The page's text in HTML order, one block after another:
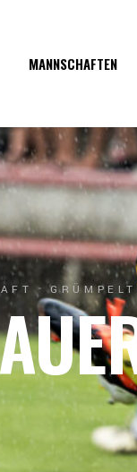
MANNSCHAFTEN
1. Mannschaft
1b-Mannschaft
Nachwuchs